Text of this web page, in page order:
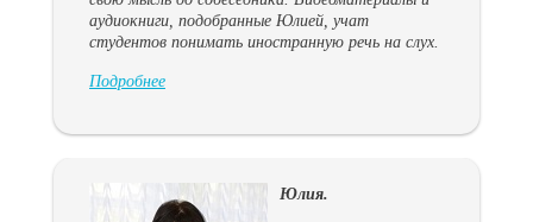
аудиокниги, подобранные Юлией, учат
студентов понимать иностранную речь на слух.
Подробнее
Юлия.